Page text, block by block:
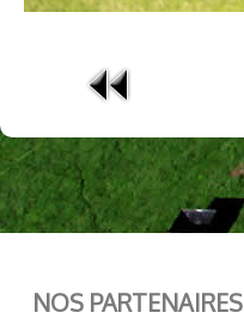
NOS PARTENAIRES